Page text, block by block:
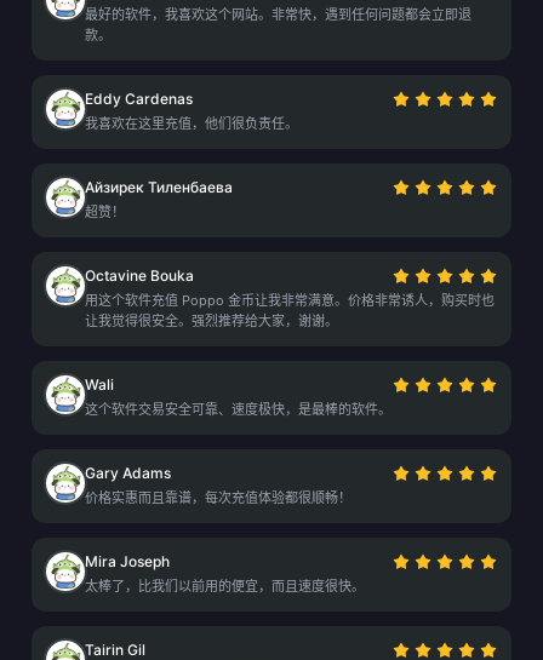
最好的软件，我喜欢这个网站。非常快，遇到任何问题都会立即退
款。
Eddy Cardenas
我喜欢在这里充值，他们很负责任。
Айзирек Тиленбаева
超赞！
Octavine Bouka
用这个软件充值 Poppo 金币让我非常满意。价格非常诱人，购买时也
让我觉得很安全。强烈推荐给大家，谢谢。
Wali
这个软件交易安全可靠、速度极快，是最棒的软件。
Gary Adams
价格实惠而且靠谱，每次充值体验都很顺畅！
Mira Joseph
太棒了，比我们以前用的便宜，而且速度很快。
Tairin Gil